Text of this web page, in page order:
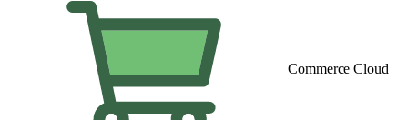
Commerce Cloud